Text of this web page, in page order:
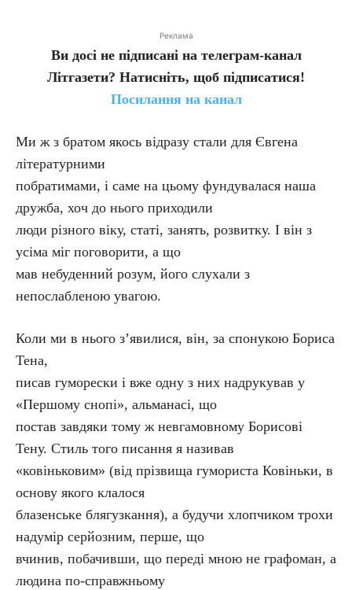
Реклама
Ви досі не підписані на телеграм-канал
Літгазети? Натисніть, щоб підписатися!
Посилання на канал
Ми ж з братом якось відразу стали для Євгена
літературними
побратимами, і саме на цьому фундувалася наша
дружба, хоч до нього приходили
люди різного віку, статі, занять, розвитку. І він з
усіма міг поговорити, а що
мав небуденний розум, його слухали з
непослабленою увагою.
Коли ми в нього з’явилися, він, за спонукою Бориса
Тена,
писав гуморески і вже одну з них надрукував у
«Першому снопі», альманасі, що
постав завдяки тому ж невгамовному Борисові
Тену. Стиль того писання я називав
«ковіньковим» (від прізвища гумориста Ковіньки, в
основу якого клалося
блазенське блягузкання), а будучи хлопчиком трохи
надумір серйозним, перше, що
вчинив, побачивши, що переді мною не графоман, а
людина по-справжньому